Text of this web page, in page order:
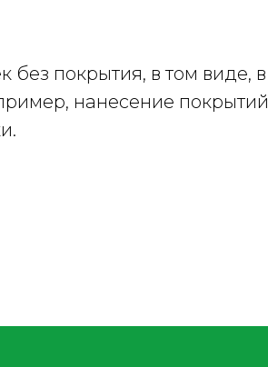
без покрытия, в том виде, в
нанесение покрытий